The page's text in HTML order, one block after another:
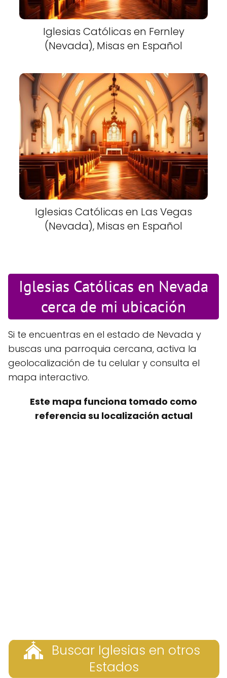
Iglesias Católicas en Fernley
(Nevada), Misas en Español
Iglesias Católicas en Las Vegas
(Nevada), Misas en Español
Iglesias Católicas en Nevada
cerca de mi ubicación
Si te encuentras en el estado de Nevada y
buscas una parroquia cercana, activa la
geolocalización de tu celular y consulta el
mapa interactivo.
Este mapa funciona tomado como
referencia su localización actual
Buscar Iglesias en otros
Estados